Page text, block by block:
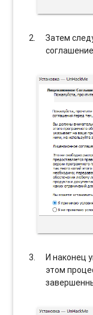
Затем
И наконец
этом